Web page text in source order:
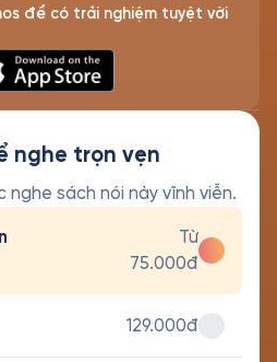
để có trải nghiệm tuyệt vời
nghe trọn vẹn
nghe sách nói này vĩnh viễn.
Từ
75.000đ
129.000đ